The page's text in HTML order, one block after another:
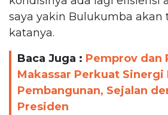
saya yakin Bulukumba akan
katanya.
Baca Juga : Pemprov dan
Makassar Perkuat Sinergi
Pembangunan, Sejalan
Presiden